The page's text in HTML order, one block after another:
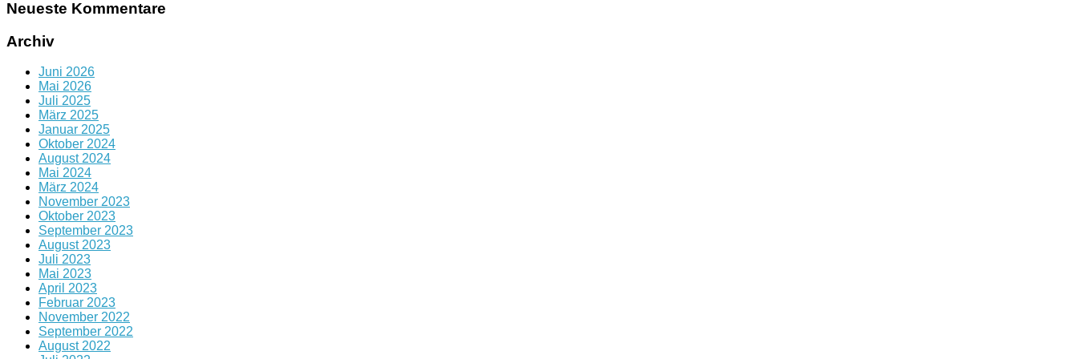
Neueste Kommentare
Archiv
Juni 2026
Mai 2026
Juli 2025
März 2025
Januar 2025
Oktober 2024
August 2024
Mai 2024
März 2024
November 2023
Oktober 2023
September 2023
August 2023
Juli 2023
Mai 2023
April 2023
Februar 2023
November 2022
September 2022
August 2022